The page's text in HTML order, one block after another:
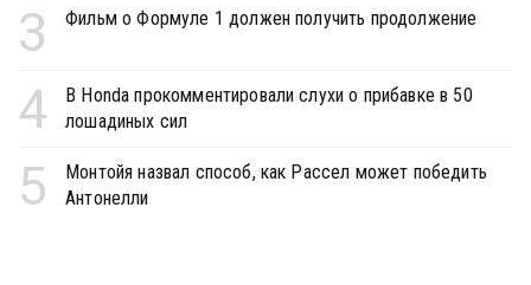
3 Фильм о Формуле 1 должен получить продолжение
4
В Honda прокомментировали слухи о прибавке в 50
лошадиных сил
5
Монтойя назвал способ, как Рассел может победить
Антонелли